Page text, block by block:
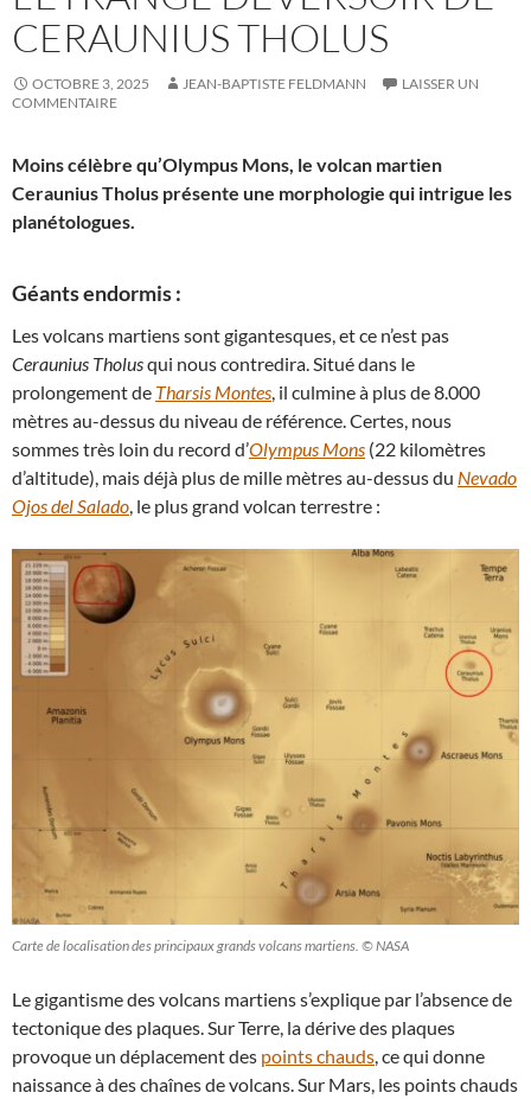
CERAUNIUS THOLUS
OCTOBRE 3, 2025 JEAN-BAPTISTE FELDMANN
LAISSER UN
COMMENTAIRE
Moins célèbre qu’Olympus Mons, le volcan martien
Ceraunius Tholus présente une morphologie qui intrigue les
planétologues.
Géants endormis :
Les volcans martiens sont gigantesques, et ce n’est pas
Ceraunius Tholusqui nous contredira. Situé dans le
prolongement de Tharsis Montes, il culmine à plus de 8.000
mètres au-dessus du niveau de référence. Certes, nous
sommes très loin du record d’Olympus Mons (22 kilomètres
d’altitude), mais déjà plus de mille mètres au-dessus du Nevado
Ojos del Salado, le plus grand volcan terrestre :
Carte de localisation des principaux grands volcans martiens. © NASA
Le gigantisme des volcans martiens s’explique par l’absence de
tectonique des plaques. Sur Terre, la dérive des plaques
provoque un déplacement des points chauds , ce qui donne
naissance à des chaînes de volcans. Sur Mars, les points chauds